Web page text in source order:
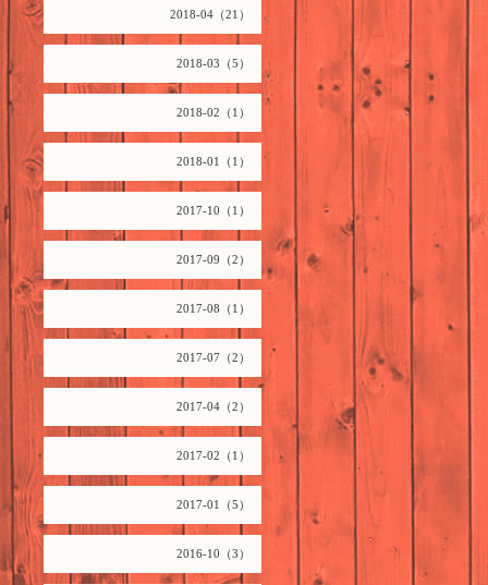
2018-04（21）
2018-03（5）
2018-02（1）
2018-01（1）
2017-10（1）
2017-09（2）
2017-08（1）
2017-07（2）
2017-04（2）
2017-02（1）
2017-01（5）
2016-10（3）